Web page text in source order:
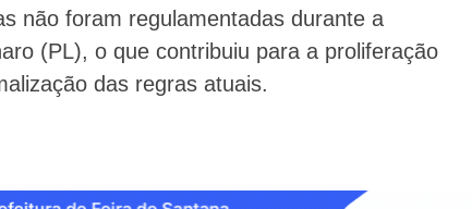
não foram regulamentadas durante a
(PL), o que contribuiu para a proliferação
das regras atuais.